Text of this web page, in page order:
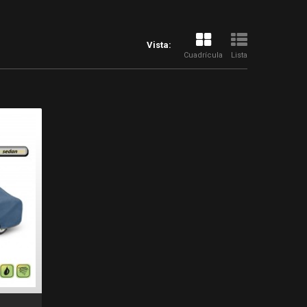
Vista:
Cuadrícula Lista